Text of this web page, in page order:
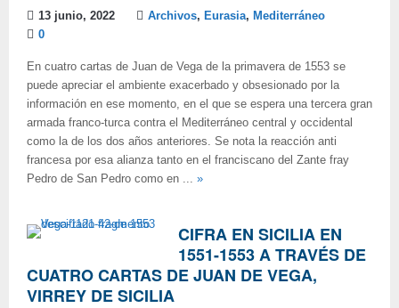
13 junio, 2022 Archivos, Eurasia, Mediterráneo
0
En cuatro cartas de Juan de Vega de la primavera de 1553 se
puede apreciar el ambiente exacerbado y obsesionado por la
información en ese momento, en el que se espera una tercera gran
armada franco-turca contra el Mediterráneo central y occidental
como la de los dos años anteriores. Se nota la reacción anti
francesa por esa alianza tanto en el franciscano del Zante fray
Pedro de San Pedro como en ... »
CIFRA EN SICILIA EN
1551-1553 A TRAVÉS DE
CUATRO CARTAS DE JUAN DE VEGA,
VIRREY DE SICILIA